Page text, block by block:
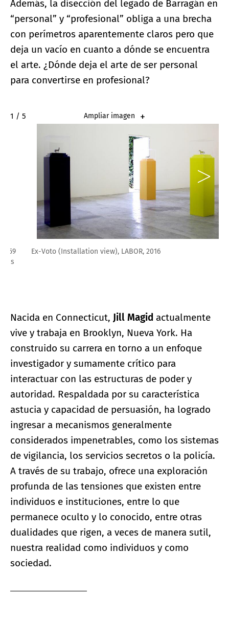
Además, la disección del legado de Barragán en
“personal” y “profesional” obliga a una brecha
con perímetros aparentemente claros pero que
deja un vacío en cuanto a dónde se encuentra
el arte. ¿Dónde deja el arte de ser personal
para convertirse en profesional?
2 / 5 Ampliar imagen
Ex-Voto (Installation view), LABOR, 2016
Nacida en Connecticut, Jill Magid actualmente
vive y trabaja en Brooklyn, Nueva York. Ha
construido su carrera en torno a un enfoque
investigador y sumamente crítico para
interactuar con las estructuras de poder y
autoridad. Respaldada por su característica
astucia y capacidad de persuasión, ha logrado
ingresar a mecanismos generalmente
considerados impenetrables, como los sistemas
de vigilancia, los servicios secretos o la policía.
A través de su trabajo, ofrece una exploración
profunda de las tensiones que existen entre
individuos e instituciones, entre lo que
permanece oculto y lo conocido, entre otras
dualidades que rigen, a veces de manera sutil,
nuestra realidad como individuos y como
sociedad.